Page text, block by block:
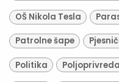
OŠ Nikola Tesla
Patrolne šape
Politika Poljoprivreda